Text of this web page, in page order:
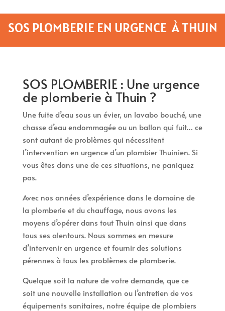
SOS PLOMBERIE EN URGENCE À THUIN
SOS PLOMBERIE : Une urgence
de plomberie à Thuin ?
Une fuite d’eau sous un évier, un lavabo bouché, une
chasse d’eau endommagée ou un ballon qui fuit… ce
sont autant de problèmes qui nécessitent
l’intervention en urgence d’un plombier Thuinien. Si
vous êtes dans une de ces situations, ne paniquez
pas.
Avec nos années d’expérience dans le domaine de
la plomberie et du chauffage, nous avons les
moyens d’opérer dans tout Thuin ainsi que dans
tous ses alentours. Nous sommes en mesure
d’intervenir en urgence et fournir des solutions
pérennes à tous les problèmes de plomberie.
Quelque soit la nature de votre demande, que ce
soit une nouvelle installation ou l’entretien de vos
équipements sanitaires, notre équipe de plombiers